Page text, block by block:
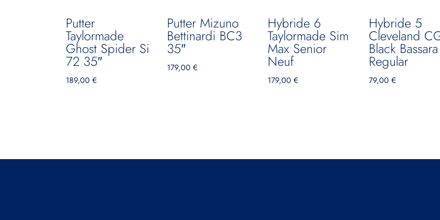
Putter
Taylormade
Ghost Spider Si
72 35″
189,00€
Putter Mizuno
Bettinardi BC3
35″
179,00 €
Hybride 6
Taylormade Sim
Max Senior
Neuf
179,00€
Hybride 5
Cleveland
Black Bassara
Regular
79,00 €